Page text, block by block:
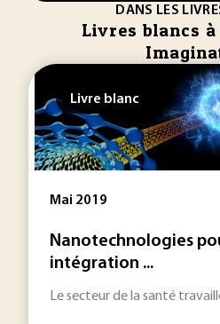
DANS LES
Livres blancs
Livre blanc
Mai 2019
Nanotechnologies
intégration ...
Le secteur de la santé